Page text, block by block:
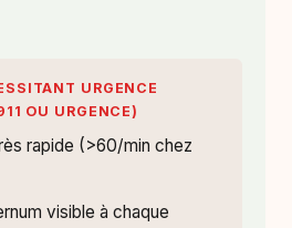
URGENCE
OU URGENCE)
rapide (>60/min chez
visible à chaque